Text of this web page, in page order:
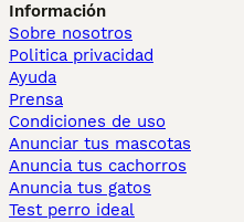
Información
Sobre nosotros
Politica privacidad
Ayuda
Prensa
Condiciones de uso
Anunciar tus mascotas
Anuncia tus cachorros
Anuncia tus gatos
Test perro ideal